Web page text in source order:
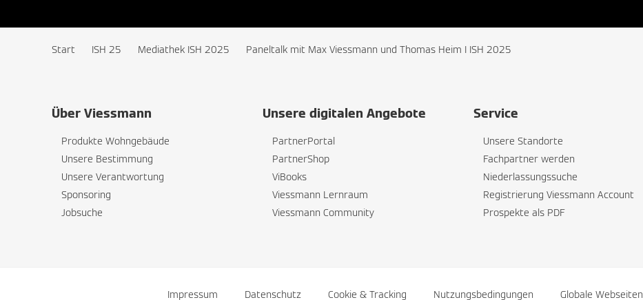
Start ISH 25 Mediathek ISH 2025 Paneltalk mit Max Viessmann und Thomas Heim I ISH 2025
Über Viessmann
Produkte Wohngebäude
Unsere Bestimmung
Unsere Verantwortung
Sponsoring
Jobsuche
Unsere digitalen Angebote
PartnerPortal
PartnerShop
ViBooks
Viessmann Lernraum
Viessmann Community
Service
Unsere Standorte
Fachpartner werden
Niederlassungssuche
Registrierung Viessmann Account
Prospekte als PDF
Impressum Datenschutz Cookie & Tracking Nutzungsbedingungen Globale Webseiten